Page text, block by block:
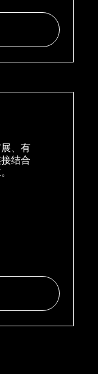
、有
结合